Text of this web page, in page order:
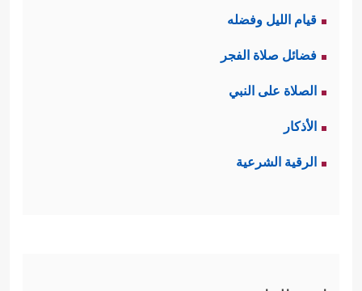
قيام الليل وفضله
فضائل صلاة الفجر
الصلاة على النبي
الأذكار
الرقية الشرعية